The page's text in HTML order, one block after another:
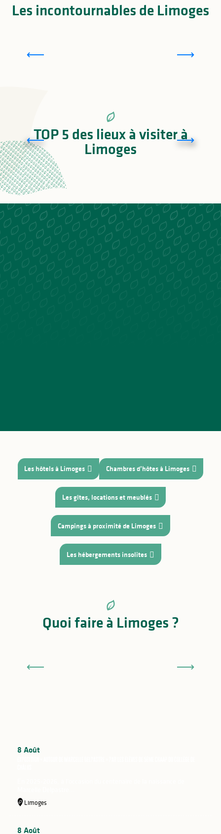
Les incontournables de Limoges
TOP 5 des lieux à visiter à
Limoges
Gare de Limoges
La plus belle gare de France
Réservez votre séjour
Les hôtels à Limoges Chambres d’hôtes à Limoges
Les gîtes, locations et meublés
Campings à proximité de Limoges
Les hébergements insolites
Quoi faire à Limoges ?
8 Août
Limoges
8 Août